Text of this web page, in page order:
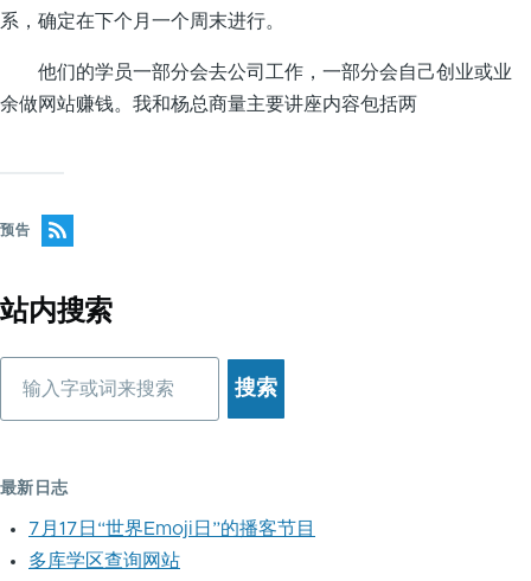
系，确定在下个月一个周末进行。
他们的学员一部分会去公司工作，一部分会自己创业或业
余做网站赚钱。我和杨总商量主要讲座内容包括两
预告
站内搜索
最新日志
7月17日“世界Emoji日”的播客节目
多库学区查询网站